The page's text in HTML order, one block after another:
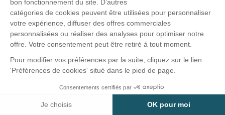
Comme évoqué un peu plus haut, il y a des anniversaires
adultes qu’il ne faut pas louper, à l’image du passage à
la majorité, mais aussi des 20, 30, 40, 50, 60, 70 et 80
ans. Les 90 et les 100 ans se fêtent aussi, il est
cependant plus compliqué de trouver desdécorations
personnalisées avec ces âges .
Pour les 18 ans et les dizaines, de 20 à 80 ans, nous
proposons des décorations personnalisées par âges. En
effet, il sera très facile de créer une décoration
d’anniversaire 18 ans, 20 ans, 30 ans, 40 ans, 50 ans, 60